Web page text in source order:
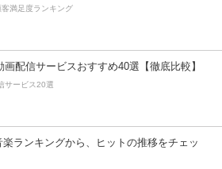
客満足度ランキング
画配信サービスおすすめ40選【徹底比較】
サービス20選
楽ランキングから、ヒットの推移をチェッ